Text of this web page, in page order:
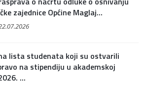
zajednice Općine Maglaj...
lista studenata koji su ostvarili
na stipendiju u akademskoj
...